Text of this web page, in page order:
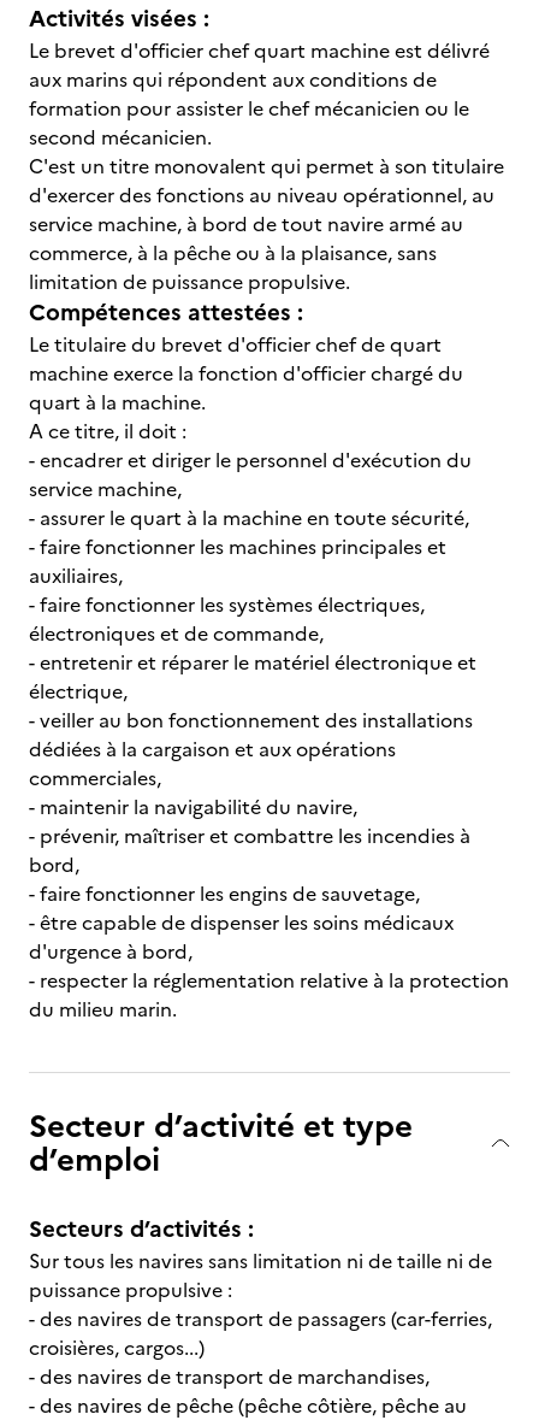
Activités visées :
Le brevet d'officier chef quart machine est délivré
aux marins qui répondent aux conditions de
formation pour assister le chef mécanicien ou le
second mécanicien.
C'est un titre monovalent qui permet à son titulaire
d'exercer des fonctions au niveau opérationnel, au
service machine, à bord de tout navire armé au
commerce, à la pêche ou à la plaisance, sans
limitation de puissance propulsive.
Compétences attestées :
Le titulaire du brevet d'officier chef de quart
machine exerce la fonction d'officier chargé du
quart à la machine.
A ce titre, il doit :
- encadrer et diriger le personnel d'exécution du
service machine,
- assurer le quart à la machine en toute sécurité,
- faire fonctionner les machines principales et
auxiliaires,
- faire fonctionner les systèmes électriques,
électroniques et de commande,
- entretenir et réparer le matériel électronique et
électrique,
- veiller au bon fonctionnement des installations
dédiées à la cargaison et aux opérations
commerciales,
- maintenir la navigabilité du navire,
- prévenir, maîtriser et combattre les incendies à
bord,
- faire fonctionner les engins de sauvetage,
- être capable de dispenser les soins médicaux
d'urgence à bord,
- respecter la réglementation relative à la protection
du milieu marin.
Secteur d’activité et type
d’emploi
Secteurs d’activités :
Sur tous les navires sans limitation ni de taille ni de
puissance propulsive :
- des navires de transport de passagers (car-ferries,
croisières, cargos...)
- des navires de transport de marchandises,
- des navires de pêche (pêche côtière, pêche au